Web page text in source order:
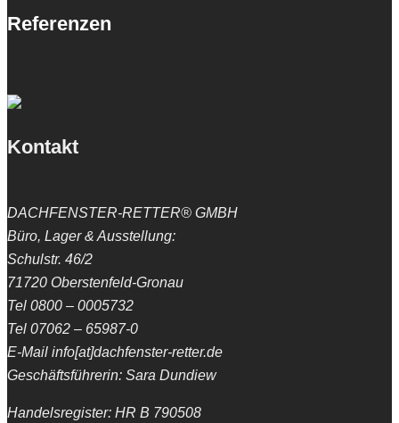
Referenzen
Kontakt
DACHFENSTER-RETTER® GMBH
Büro, Lager & Ausstellung:
Schulstr. 46/2
71720 Oberstenfeld-Gronau
Tel 0800 – 0005732
Tel 07062 – 65987-0
E-Mail info[at]dachfenster-retter.de
Geschäftsführerin: Sara Dundiew
Handelsregister: HR B 790508